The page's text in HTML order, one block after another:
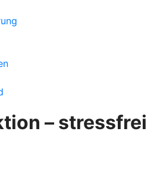
– stressfrei